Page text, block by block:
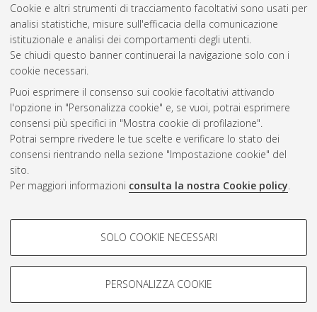
Cookie e altri strumenti di tracciamento facoltativi sono usati per
analisi statistiche, misure sull'efficacia della comunicazione
istituzionale e analisi dei comportamenti degli utenti.
Se chiudi questo banner continuerai la navigazione solo con i
cookie necessari.
Puoi esprimere il consenso sui cookie facoltativi attivando
l'opzione in "Personalizza cookie" e, se vuoi, potrai esprimere
consensi più specifici in "Mostra cookie di profilazione".
Potrai sempre rivedere le tue scelte e verificare lo stato dei
consensi rientrando nella sezione "Impostazione cookie" del
sito.
Per maggiori informazioni consulta la nostra Cookie policy.
COOKIE DI PROFILAZIONE -
Si tratta di cookie utilizzati per analizzare le caratteristiche della
navigazione degli utenti, creare profili in base al loro comportamento
SOLO COOKIE NECESSARI
PERSONALIZZA COOKIE
Gestione del documento:
Atom
Rss 1.0
Rss 2.0
AMS Laurea
Impostazioni Cookie
Informativa sulla privacy
Condizioni d’uso del sito